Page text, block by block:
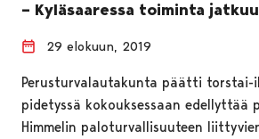
– Kyläsaaressa toiminta
29 elokuun, 2019
Perusturvalautakunta päätti torstai-
pidetyssä kokouksessaan edellyttää
Himmelin paloturvallisuuteen